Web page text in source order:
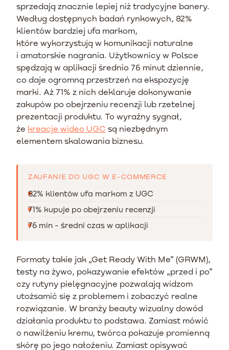
sprzedają znacznie lepiej niż tradycyjne banery.
Według dostępnych badań rynkowych, 82%
klientów bardziej ufa markom,
które wykorzystują w komunikacji naturalne
i amatorskie nagrania. Użytkownicy w Polsce
spędzają w aplikacji średnio 76 minut dziennie,
co daje ogromną przestrzeń na ekspozycję
marki. Aż 71% z nich deklaruje dokonywanie
zakupów po obejrzeniu recenzji lub rzetelnej
prezentacji produktu. To wyraźny sygnał,
że kreacje wideo UGC są niezbędnym
elementem skalowania biznesu.
ZAUFANIE DO UGC W E-COMMERCE
82% klientów ufa markom z UGC
71% kupuje po obejrzeniu recenzji
76 min - średni czas w aplikacji
Formaty takie jak „Get Ready With Me” (GRWM),
testy na żywo, pokazywanie efektów „przed i po”
czy rutyny pielęgnacyjne pozwalają widzom
utożsamić się z problemem i zobaczyć realne
rozwiązanie. W branży beauty wizualny dowód
działania produktu to podstawa. Zamiast mówić
o nawilżeniu kremu, twórca pokazuje promienną
skórę po jego nałożeniu. Zamiast opisywać